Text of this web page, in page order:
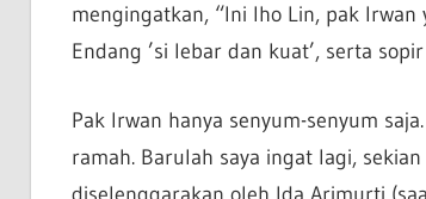
mengingatkan, “Ini lho Lin, pak
Endang ’si lebar dan kuat’, serta
Pak Irwan hanya senyum-senyum
ramah. Barulah saya ingat lagi,